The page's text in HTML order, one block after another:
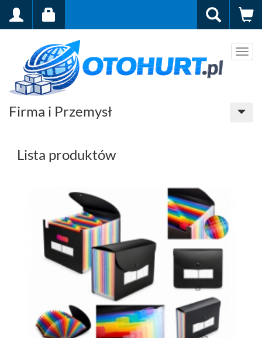
Menu
Firma i Przemysł
Lista produktów